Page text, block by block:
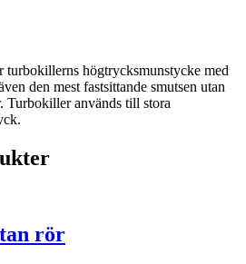
turbokillerns högtrycksmunstycke med
den mest fastsittande smutsen utan
Turbokiller används till stora
rör